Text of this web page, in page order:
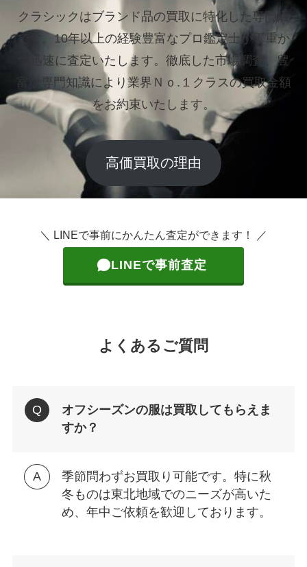
クラシックはブランド品の買取に特化した専門店
です。10年以上の経験豊富なプロ鑑定士が丁重か
つ迅速に査定いたします。 徹底した市場調査、豊
富な専門知識により業界Ｎｏ.１クラスの買取金額
をお約束いたします。
高価買取の理由
＼ LINEで事前にかんたん査定ができます！ ／
LINEで事前査定
よくあるご質問
オフシーズンの服は買取してもらえま
すか？
季節問わずお買取り可能です。特に秋
冬ものは東北地域でのニーズが高いた
め、年中ご依頼を歓迎しております。